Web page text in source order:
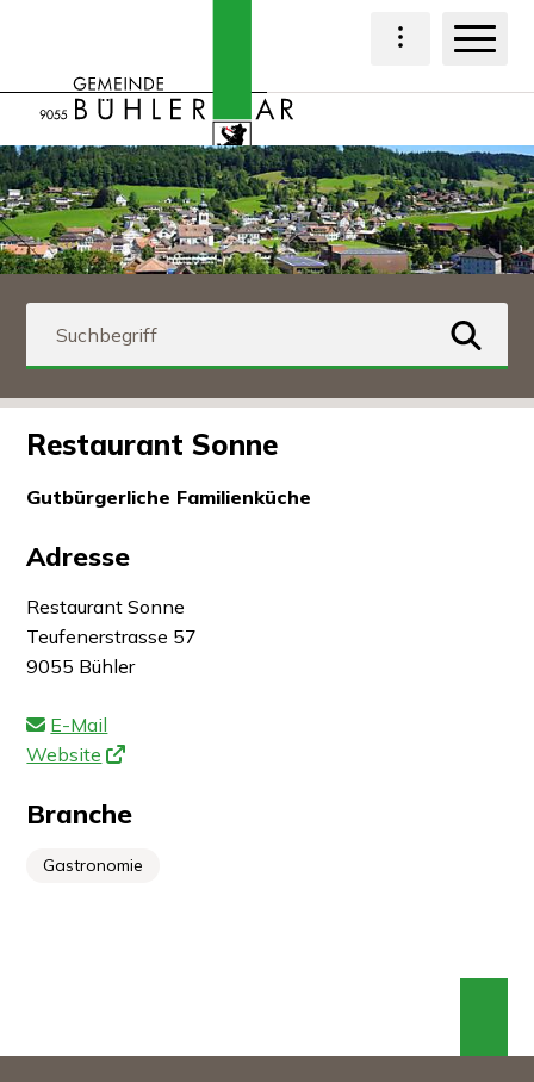
Navigieren in
suchen
Restaurant Sonne
Gutbürgerliche Familienküche
Adresse
Restaurant Sonne
Teufenerstrasse 57
9055 Bühler
E-Mail
Website
Branche
Gastronomie